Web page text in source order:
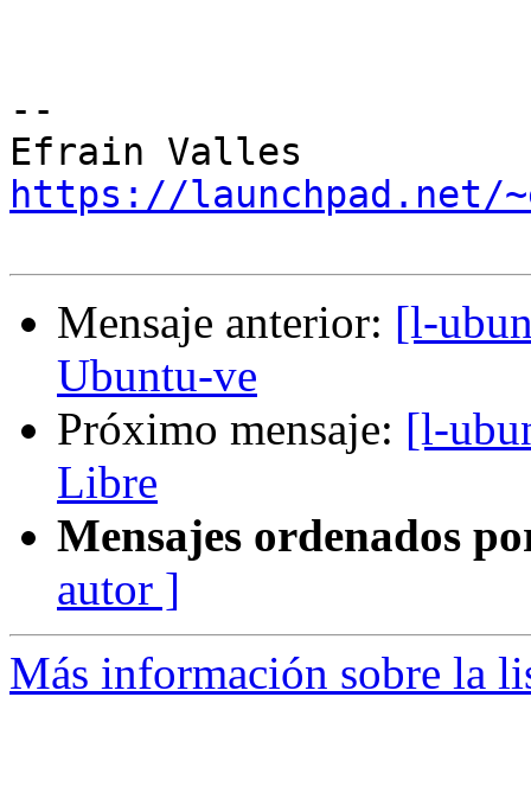
--
https://launchpad.net/
Mensaje anterior: [l-
Ubuntu-ve
Próximo mensaje: [l-
Libre
Mensajes ordenados
autor ]
Más información sobre la